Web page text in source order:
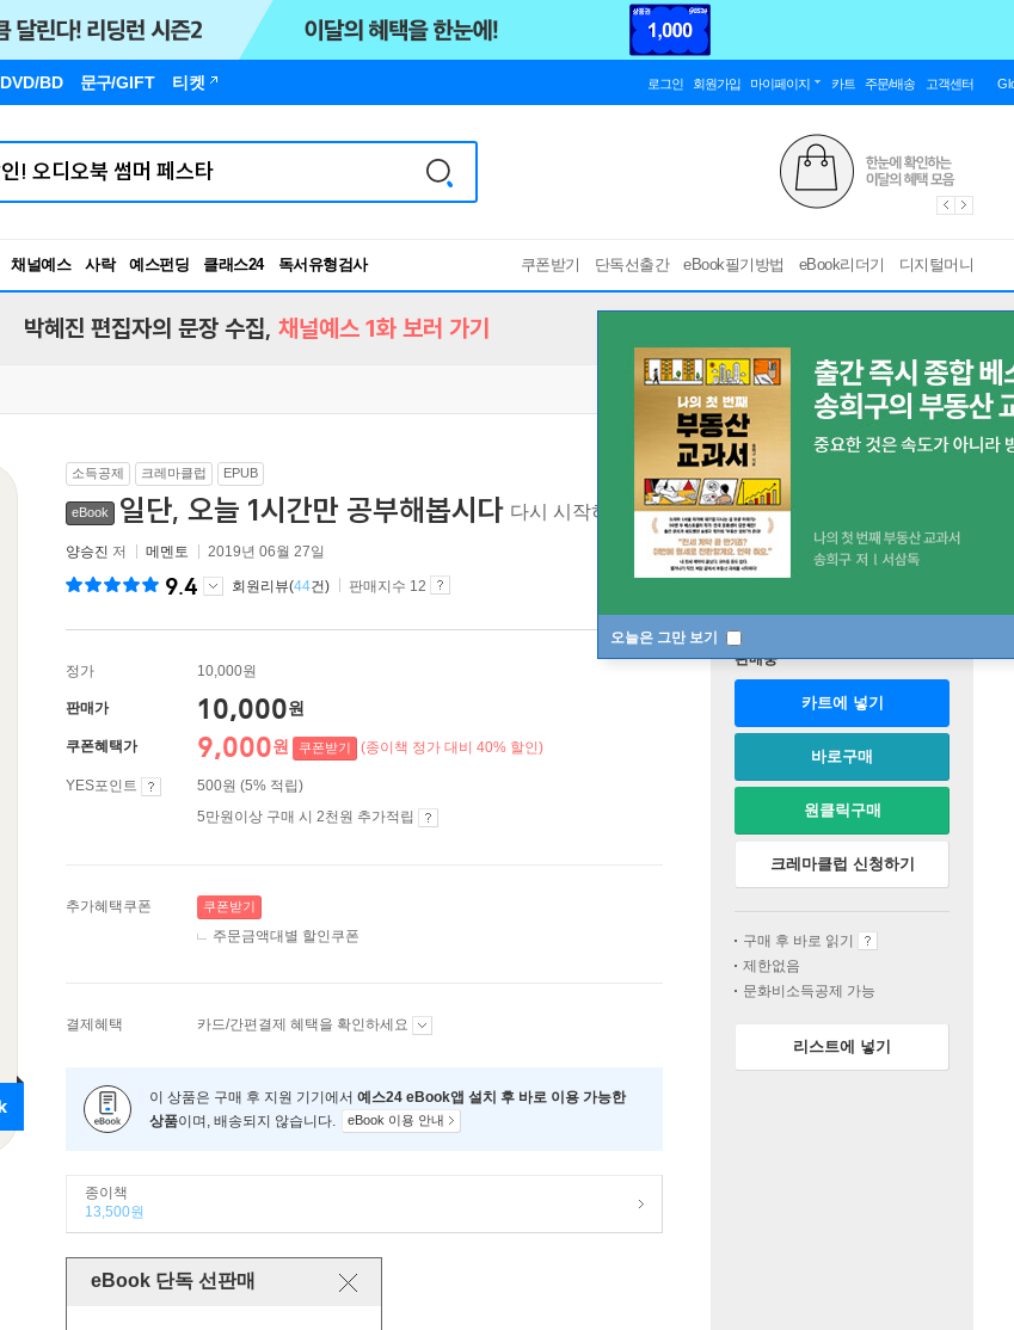
DVD/BD 문구/GIFT 티켓 로그인 회원가입 마이페이지 카트 주문/배송 고객센터
채널예스 사락 예스펀딩 클래스24
독서유형검사
RBTI Lab
쿠폰받기 단독선출간 eBook필기방법 eBook리더기 디지털머니
오늘은 그만 보기
박혜진 편집자의 문장 수집, 채널예스 1화 보러 가기
소득공제 크레마클럽 EPUB
eBook 일단, 오늘 1시간만 공부해봅시다 다시 시작하는 나를 위한 1일 공부 실천법
양승진 저 메멘토 2019년 06월 27일
9.4 회원리뷰(44건) 판매지수 12
정가 10,000원
판매가 10,000원
쿠폰혜택가 9,000원 쿠폰받기 (종이책 정가 대비 40% 할인)
YES포인트
500원 (5% 적립)
5만원이상 구매 시 2천원 추가적립
추가혜택쿠폰 쿠폰받기
주문금액대별 할인쿠폰
결제혜택 카드/간편결제 혜택을 확인하세요
이 상품은 구매 후 지원 기기에서 예스24 eBook앱 설치 후 바로 이용 가능한
상품이며, 배송되지 않습니다. eBook 이용 안내
종이책
13,500원
eBook 단독 선판매
판매중
카트에 넣기
바로구매
원클릭구매
크레마클럽 신청하기
구매 후 바로 읽기
제한없음
문화비소득공제 가능
리스트에 넣기